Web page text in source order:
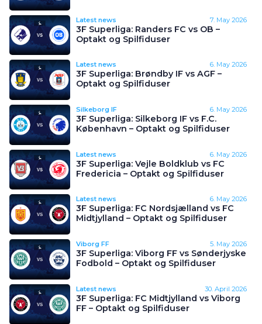
Latest news 7. May 2026
3F Superliga: Randers FC vs OB –
Optakt og Spilfiduser
Latest news 6. May 2026
3F Superliga: Brøndby IF vs AGF –
Optakt og Spilfiduser
Silkeborg IF 6. May 2026
3F Superliga: Silkeborg IF vs F.C.
København – Optakt og Spilfiduser
Latest news 6. May 2026
3F Superliga: Vejle Boldklub vs FC
Fredericia – Optakt og Spilfiduser
Latest news 6. May 2026
3F Superliga: FC Nordsjælland vs FC
Midtjylland – Optakt og Spilfiduser
Viborg FF 5. May 2026
3F Superliga: Viborg FF vs Sønderjyske
Fodbold – Optakt og Spilfiduser
Latest news 30. April 2026
3F Superliga: FC Midtjylland vs Viborg
FF – Optakt og Spilfiduser